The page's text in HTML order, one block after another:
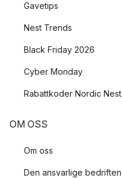
Gavetips
Nest Trends
Black Friday 2026
Cyber Monday
Rabattkoder Nordic Nest
OM OSS
Om oss
Den ansvarlige bedriften